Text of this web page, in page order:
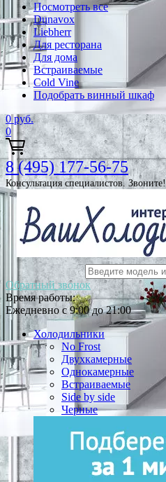
Посмотреть все
Dunavox
Liebherr
Для ресторана
Для дома
Встраиваемые
Cold Vine
Подобрать винный шкаф
0 руб.
0
8 (495) 177-56-75
Консультация специалистов. Звоните!
Обратный звонок
Время работы:
Ежедневно с 9:00 до 21:00
Холодильники
No Frost
Двухкамерные
Однокамерные
Встраиваемые
Side by side
Черные